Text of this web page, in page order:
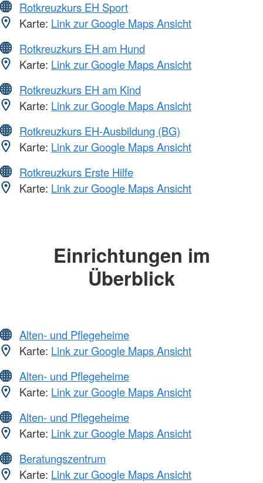
Rotkreuzkurs EH Sport
Karte: Link zur Google Maps Ansicht
Rotkreuzkurs EH am Hund
Karte: Link zur Google Maps Ansicht
Rotkreuzkurs EH am Kind
Karte: Link zur Google Maps Ansicht
Rotkreuzkurs EH-Ausbildung (BG)
Karte: Link zur Google Maps Ansicht
Rotkreuzkurs Erste Hilfe
Karte: Link zur Google Maps Ansicht
Einrichtungen im
Überblick
Alten- und Pflegeheime
Karte: Link zur Google Maps Ansicht
Alten- und Pflegeheime
Karte: Link zur Google Maps Ansicht
Alten- und Pflegeheime
Karte: Link zur Google Maps Ansicht
Beratungszentrum
Karte: Link zur Google Maps Ansicht